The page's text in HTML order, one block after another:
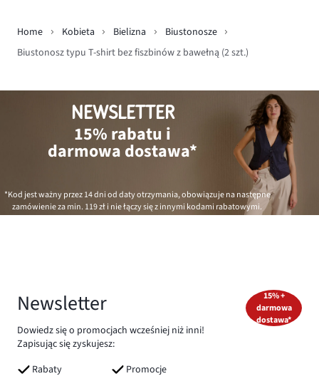
Home Kobieta Bielizna
Biustonosze
Biustonosz typu T-shirt bez fiszbinów z bawełną (2 szt.)
NEWSLETTER
15% rabatu i
darmowa dostawa*
*Kod jest ważny przez 14 dni od daty otrzymania, obowiązuje na następne
zamówienie za min. 119 złi nie łączy się z innymi kodami rabatowymi.
Newsletter
Dowiedz się o promocjach wcześniej niż inni!
Zapisując się zyskujesz:
Rabaty
Promocje
15% +
darmowa
dostawa*